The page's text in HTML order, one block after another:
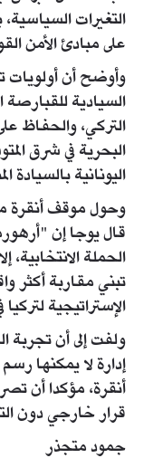
التغيرات
على مبادئ الأمن
وأوضح أن أولويات
السيادية للقبارصة
التركي، والحفاظ
البحرية في شرق
اليونانية بالسيادة
وحول موقف أنقرة
قال يوجا إن
الحملة
تبني مقاربة أكثر
الإستراتيجية
ولفت إلى أن
إدارة لا يمكنها
أنقرة، مؤكدا أن
قرار خارجي دون
جمود متجذر